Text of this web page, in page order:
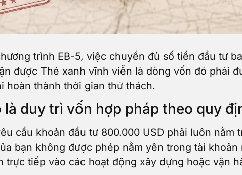
trình EB-5, việc chuyển đủ số tiền đầu tư
được Thẻ xanh vĩnh viễn là dòng vốn đó phải
hoàn thành thời gian thử thách.
là duy trì vốn hợp pháp theo quy
cầu khoản đầu tư 800.000 USD phải luôn
bạn không được phép nằm yên trong tài
trực tiếp vào các hoạt động xây dựng hoặc vận